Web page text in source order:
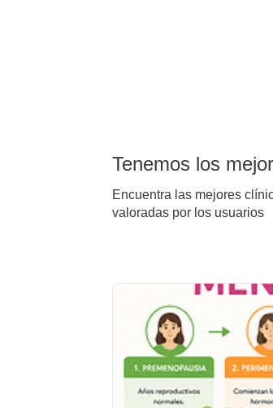
Tenemos los
Encuentra las mejores
valoradas por los usuarios